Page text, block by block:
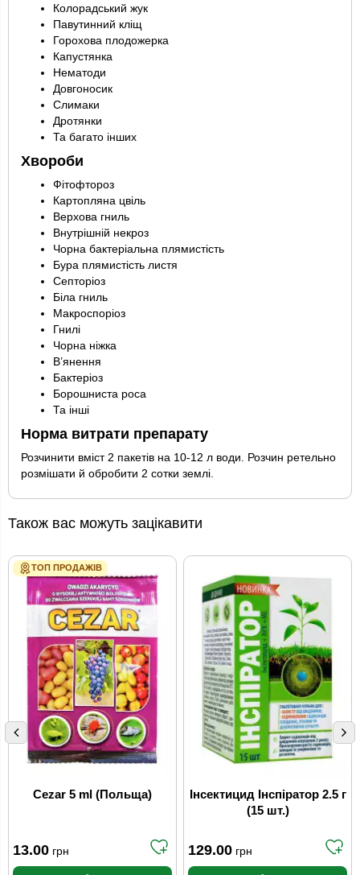
Колорадський жук
Павутинний кліщ
Горохова плодожерка
Капустянка
Нематоди
Довгоносик
Слимаки
Дротянки
Та багато інших
Хвороби
Фітофтороз
Картопляна цвіль
Верхова гниль
Внутрішній некроз
Чорна бактеріальна плямистість
Бура плямистість листя
Септоріоз
Біла гниль
Макроспоріоз
Гнилі
Чорна ніжка
В’янення
Бактеріоз
Борошниста роса
Та інші
Норма витрати препарату
Розчинити вміст 2 пакетів на 10-12 л води. Розчин ретельно
розмішати й обробити 2 сотки землі.
Також вас можуть зацікавити
ТОП ПРОДАЖІВ
Cezar 5 ml (Польща)
13.00 грн
Інсектицид Інспіратор 2.5 г
(15 шт.)
129.00 грн